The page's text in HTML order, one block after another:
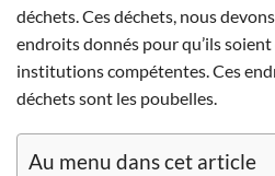
déchets. Ces déchets, nous
endroits donnés pour qu’ils
institutions compétentes. Ces
déchets sont les poubelles.
Au menu dans cet article